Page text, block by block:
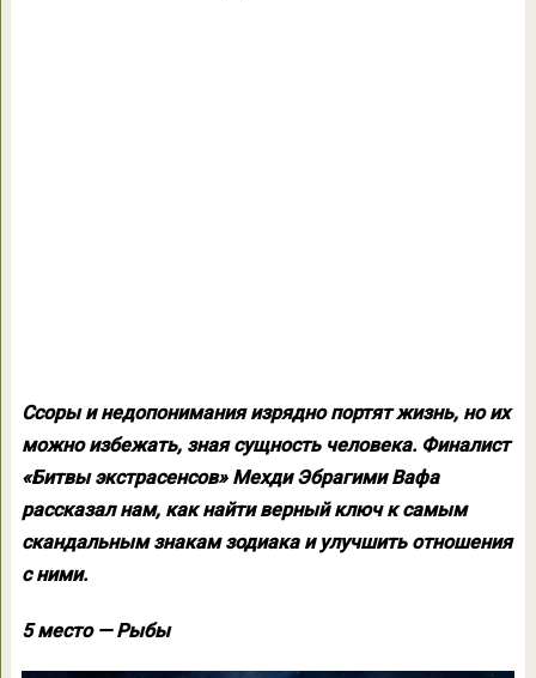
Ссоры и недопонимания изрядно портят жизнь, но их
можно избежать, зная сущность человека. Финалист
«Битвы экстрасенсов» Мехди Эбрагими Вафа
рассказал нам, как найти верный ключ к самым
скандальным знакам зодиака и улучшить отношения
с ними.
5 место — Рыбы